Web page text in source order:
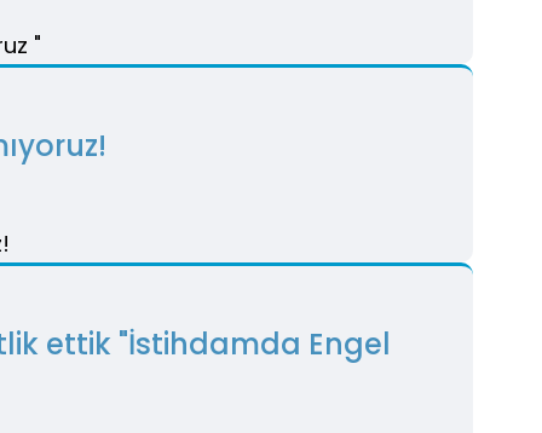
ettik "İstihdamda Engel